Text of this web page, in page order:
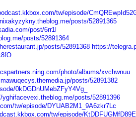
tw/episode/
posts/52891365
post/6rr1l
posts/52891364
posts/52891368 https://
photo/albums/xvchwnuu
posts/52891382
0kDGDnUMebZFyY4Vg_
yghifacevexi.theblog.me/posts/52891396
tw/episode/DYUAB2M1_9A6zkr7Lc
tw/episode/